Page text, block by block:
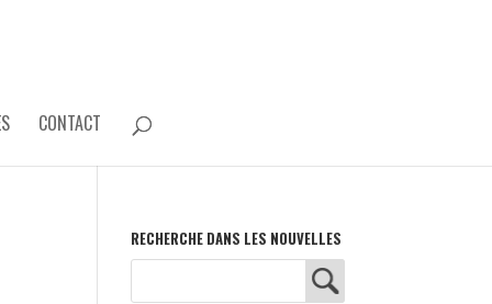
CONTACT
RECHERCHE DANS LES NOUVELLES